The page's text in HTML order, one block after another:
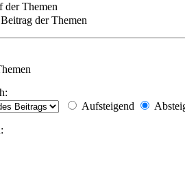
der Themen
der Themen
Aufsteigend